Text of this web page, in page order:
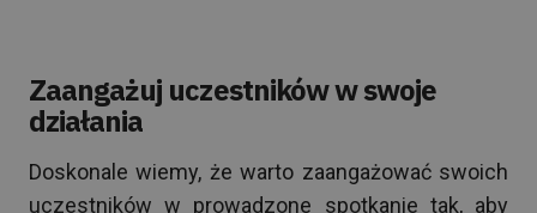
Zaangażuj uczestników w swoje
działania
Doskonale wiemy, że warto zaangażować swoich
uczestników w prowadzone spotkanie tak, aby